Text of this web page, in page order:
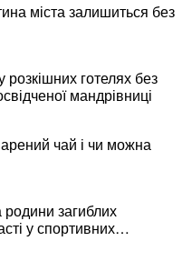
міста залишиться без
готелях без
мандрівниці
чай і чи можна
загиблих
у спортивних